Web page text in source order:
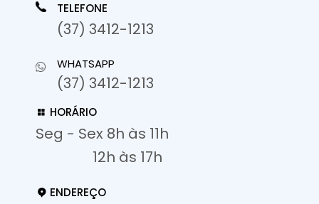
TELEFONE
(37) 3412-1213
WHATSAPP
(37) 3412-1213
HORÁRIO
Seg - Sex 8h às 11h
12h às 17h
ENDEREÇO